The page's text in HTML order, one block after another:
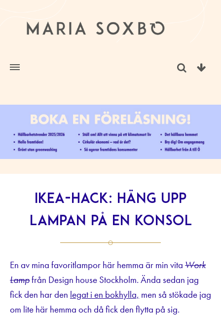
IKEA-hack: Häng upp
lampan på en konsol
En av mina favoritlampor här hemma är min vita Work
Lampfrån Design house Stockholm. Ända sedan jag
fick den har den legat i en bokhylla, men så stökade jag
om lite här hemma och då fick den flytta på sig.